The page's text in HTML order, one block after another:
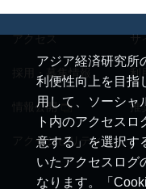
アジア経済研究所
利便性向上を目指
用して、ソーシャ
ト内のアクセス
意する」を選択す
いたアクセスログ
なります。「
アクセス サ
採用・募集情報 利
情報公開 推
アクセシビリティ